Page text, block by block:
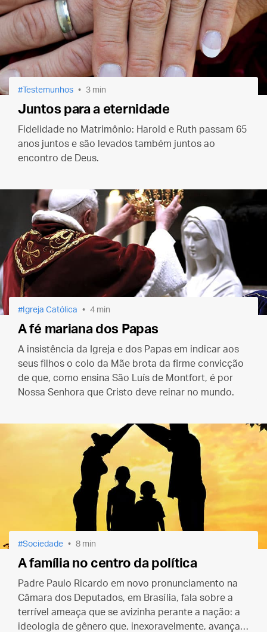
Testemunhos 3 min
Juntos para a eternidade
Fidelidade no Matrimônio: Harold e Ruth passam 65
anos juntos e são levados também juntos ao
encontro de Deus.
Igreja Católica 4 min
A fé mariana dos Papas
A insistência da Igreja e dos Papas em indicar aos
seus filhos o colo da Mãe brota da firme convicção
de que, como ensina São Luís de Montfort, é por
Nossa Senhora que Cristo deve reinar no mundo.
Sociedade 8 min
A família no centro da política
Padre Paulo Ricardo em novo pronunciamento na
Câmara dos Deputados, em Brasília, fala sobre a
terrível ameaça que se avizinha perante a nação: a
ideologia de gênero que, inexoravelmente, avança